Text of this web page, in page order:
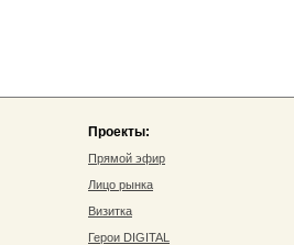
Проекты:
Прямой эфир
Лицо рынка
Визитка
Герои DIGITAL